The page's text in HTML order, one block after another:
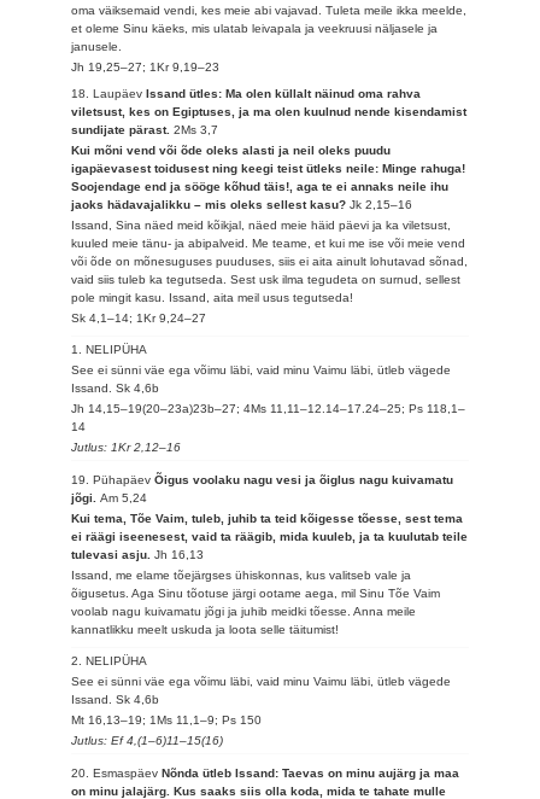
oma väiksemaid vendi, kes meie abi vajavad. Tuleta meile ikka meelde,
et oleme Sinu käeks, mis ulatab leivapala ja veekruusi näljasele ja
janusele.
Jh 19,25–27; 1Kr 9,19–23
18. LaupäevIssand ütles: Ma olen küllalt näinud oma rahva
viletsust, kes on Egiptuses, ja ma olen kuulnud nende kisendamist
sundijate pärast.2Ms 3,7
Kui mõni vend või õde oleks alasti ja neil oleks puudu
igapäevasest toidusest ning keegi teist ütleks neile: Minge rahuga!
Soojendage end ja sööge kõhud täis!, aga te ei annaks neile ihu
jaoks hädavajalikku – mis oleks sellest kasu?Jk 2,15–16
Issand, Sina näed meid kõikjal, näed meie häid päevi ja ka viletsust,
kuuled meie tänu- ja abipalveid. Me teame, et kui me ise või meie vend
või õde on mõnesuguses puuduses, siis ei aita ainult lohutavad sõnad,
vaid siis tuleb ka tegutseda. Sest usk ilma tegudeta on surnud, sellest
pole mingit kasu. Issand, aita meil usus tegutseda!
Sk 4,1–14; 1Kr 9,24–27
1. NELIPÜHA
See ei sünni väe ega võimu läbi, vaid minu Vaimu läbi, ütleb vägede
Issand.Sk 4,6b
Jh 14,15–19(20–23a)23b–27; 4Ms 11,11–12.14–17.24–25; Ps 118,1–
14
Jutlus: 1Kr 2,12–16
19. PühapäevÕigus voolaku nagu vesi ja õiglus nagu kuivamatu
jõgi.Am 5,24
Kui tema, Tõe Vaim, tuleb, juhib ta teid kõigesse tõesse, sest tema
ei räägi iseenesest, vaid ta räägib, mida kuuleb, ja ta kuulutab teile
tulevasi asju.Jh 16,13
Issand, me elame tõejärgses ühiskonnas, kus valitseb vale ja
õigusetus. Aga Sinu tõotuse järgi ootame aega, mil Sinu Tõe Vaim
voolab nagu kuivamatu jõgi ja juhib meidki tõesse. Anna meile
kannatlikku meelt uskuda ja loota selle täitumist!
2. NELIPÜHA
See ei sünni väe ega võimu läbi, vaid minu Vaimu läbi, ütleb vägede
Issand.Sk 4,6b
Mt 16,13–19; 1Ms 11,1–9; Ps 150
Jutlus: Ef 4,(1–6)11–15(16)
20. EsmaspäevNõnda ütleb Issand: Taevas on minu aujärg ja maa
on minu jalajärg. Kus saaks siis olla koda, mida te tahate mulle